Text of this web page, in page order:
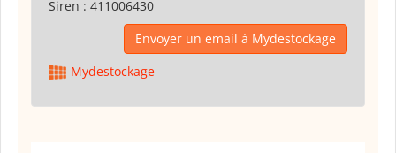
Siren : 411006430
Envoyer un email à Mydestockage
Mydestockage